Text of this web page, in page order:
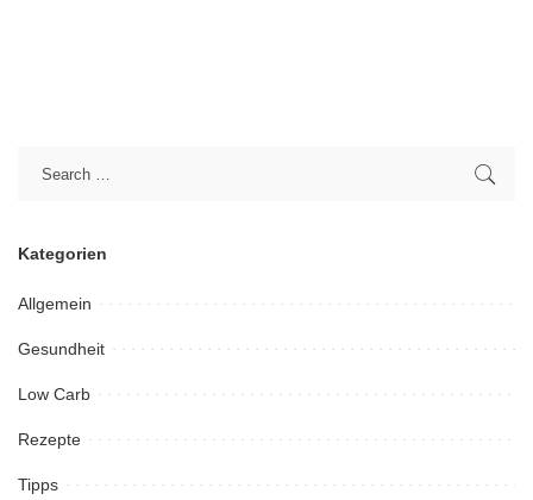
Kategorien
Allgemein
Gesundheit
Low Carb
Rezepte
Tipps